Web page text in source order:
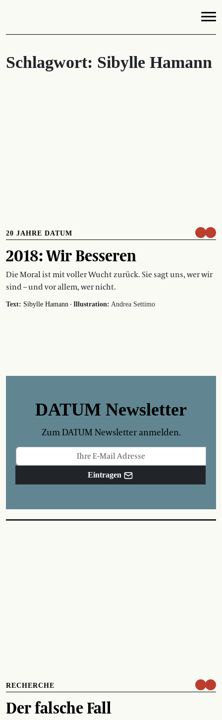
Schlagwort: Sibylle Hamann
20 JAHRE DATUM
2018: Wir Besseren
Die Moral ist mit voller Wucht zurück. Sie sagt uns, wer wir
sind – und vor allem, wer nicht.
Text: Sibylle Hamann · Illustration: Andrea Settimo
DATUM Newsletter
Zum DATUM Newsletter anmelden.
Eintragen
RECHERCHE
Der falsche Fall